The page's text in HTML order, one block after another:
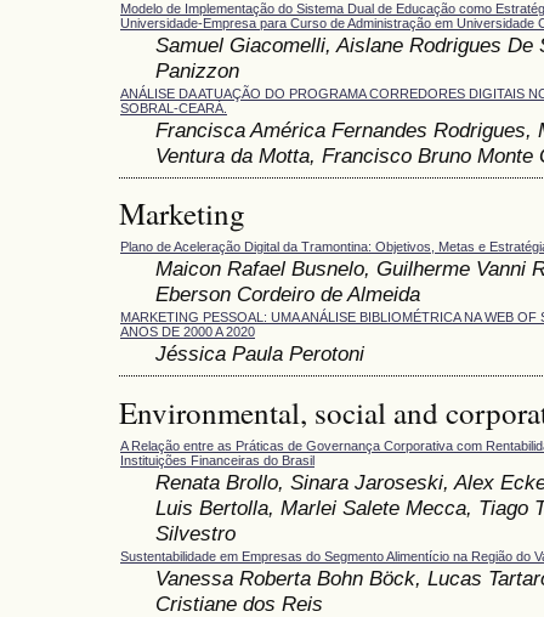
Modelo de Implementação do Sistema Dual de Educação como
Universidade-Empresa para Curso de Administração em Universidade
Samuel Giacomelli, Aislane Rodrigues De
Panizzon
ANÁLISE DA ATUAÇÃO DO PROGRAMA CORREDORES DIGITAIS
SOBRAL-CEARÁ.
Francisca América Fernandes Rodrigues,
Ventura da Motta, Francisco Bruno Monte
Marketing
Plano de Aceleração Digital da Tramontina: Objetivos, Metas e
Maicon Rafael Busnelo, Guilherme Vanni
Eberson Cordeiro de Almeida
MARKETING PESSOAL: UMA ANÁLISE BIBLIOMÉTRICA NA WEB OF
ANOS DE 2000 A 2020
Jéssica Paula Perotoni
Environmental, social and
A Relação entre as Práticas de Governança Corporativa com
Instituições Financeiras do Brasil
Renata Brollo, Sinara Jaroseski, Alex
Luis Bertolla, Marlei Salete Mecca, Tiago
Silvestro
Sustentabilidade em Empresas do Segmento Alimentício na Região do
Vanessa Roberta Bohn Böck, Lucas
Cristiane dos Reis